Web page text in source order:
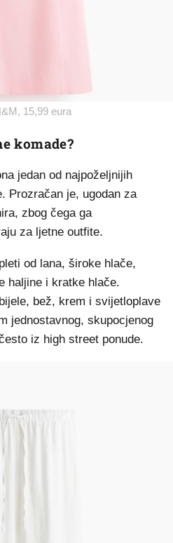
15,99 eura
komade?
jedan od najpoželjnijih
Prozračan je, ugodan za
zbog čega ga
za ljetne outfite.
od lana, široke hlače,
haljine i kratke hlače.
bež, krem i svijetloplave
jednostavnog, skupocjenog
iz high street ponude.